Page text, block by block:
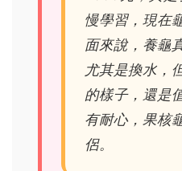
慢學習，現在
面來說，養龜
尤其是換水，
的樣子，還是
有耐心，果核
侶。